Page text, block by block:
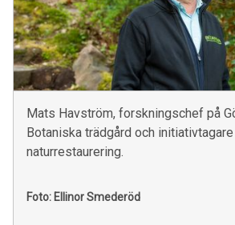
Mats Havström, forskningschef på
Botaniska trädgård och
naturrestaurering.
Foto: Ellinor Smederöd